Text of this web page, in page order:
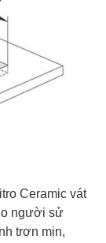
Ceramic vát
người sử
trơn mịn,